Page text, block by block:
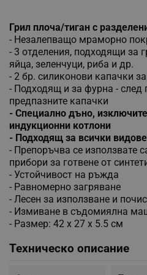
Грил плоча/тиган с
- Незалепващо мраморно
- 3 отделения, подходящи за
яйца, зеленчуци, риба и др.
- 2 бр. силиконови капачки
- Подходящ и за фурна - след
предпазните капачки
- Специално дъно,
индукционни котлони
- Подходящ за всички
- Препоръчва се използвате
прибори за готвене от
- Устойчивост на ръжда
- Равномерно загряване
- Лесен за използване и
- Измиване в съдомиялна
- Размер: 42 х 27 х 5.5 см
Техническо описание